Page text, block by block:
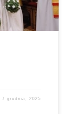
7 grudnia, 2025